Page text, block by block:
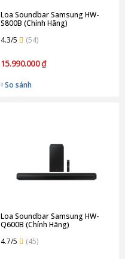
Loa Soundbar Samsung HW-
S800B (Chính Hãng)
4.3/5
(54)
15.990.000 ₫
So sánh
Loa Soundbar Samsung HW-
Q600B (Chính Hãng)
4.7/5
(45)